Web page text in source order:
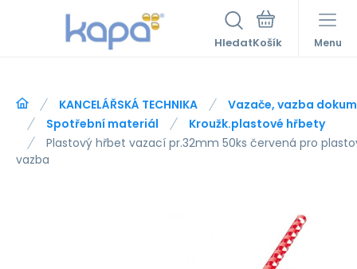
Hledat Menu
KANCELÁŘSKÁ TECHNIKA
Vazače, vazba
Spotřební materiál
Kroužk.plastové hřbety
Plastový hřbet vazací pr.32mm 50ks červená pro
vazba